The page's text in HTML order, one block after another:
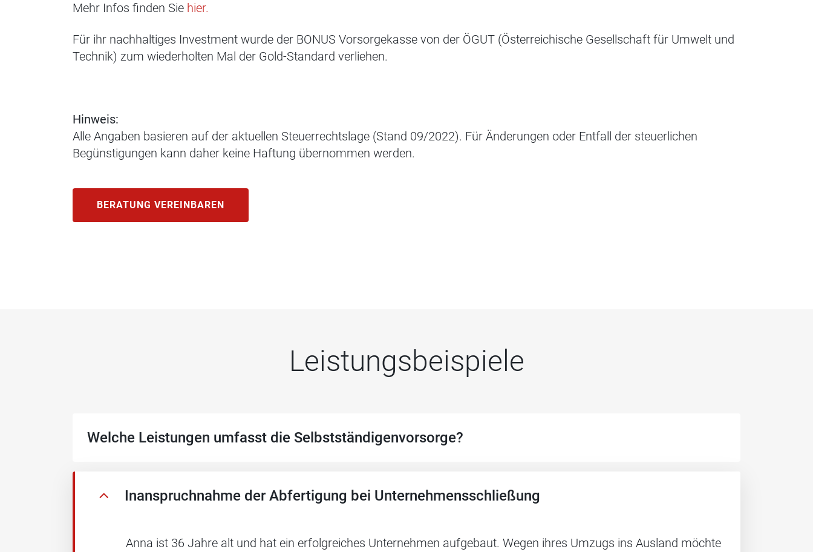
Mehr Infos finden Sie hier.
Für ihr nachhaltiges Investment wurde der BONUS Vorsorgekasse von der ÖGUT (Österreichische Gesellschaft für Umwelt und
Technik) zum wiederholten Mal der Gold-Standard verliehen.
Hinweis:
Alle Angaben basieren auf der aktuellen Steuerrechtslage (Stand 09/2022). Für Änderungen oder Entfall der steuerlichen
Begünstigungen kann daher keine Haftung übernommen werden.
BERATUNG VEREINBAREN
Leistungsbeispiele
Welche Leistungen umfasst die Selbstständigen­vorsorge?
Inanspruchnahme der Abfertigung bei Unternehmensschließung
Anna ist 36 Jahre alt und hat ein erfolgreiches Unternehmen aufgebaut. Wegen ihres Umzugs ins Ausland möchte